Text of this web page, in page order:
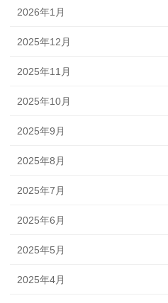
2026年1月
2025年12月
2025年11月
2025年10月
2025年9月
2025年8月
2025年7月
2025年6月
2025年5月
2025年4月